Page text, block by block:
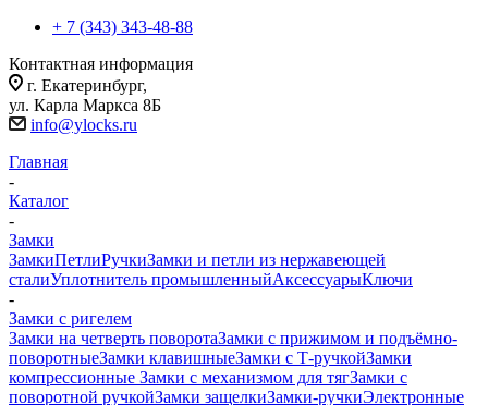
+ 7 (343) 343-48-88
Контактная информация
г. Екатеринбург,
ул. Карла Маркса 8Б
info@ylocks.ru
Главная
-
Каталог
-
Замки
ЗамкиПетлиРучкиЗамки и петли из нержавеющей
сталиУплотнитель промышленныйАксессуарыКлючи
-
Замки с ригелем
Замки на четверть поворотаЗамки с прижимом и подъёмно-
поворотныеЗамки клавишныеЗамки с Т-ручкойЗамки
компрессионные Замки с механизмом для тягЗамки с
поворотной ручкойЗамки защелкиЗамки-ручкиЭлектронные